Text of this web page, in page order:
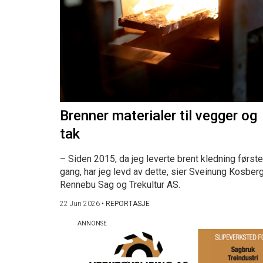
Brenner materialer til vegger og
tak
– Siden 2015, da jeg leverte brent kledning første
gang, har jeg levd av dette, sier Sveinung
Rennebu Sag og Trekultur AS.
22 Jun 2026 • REPORTASJE